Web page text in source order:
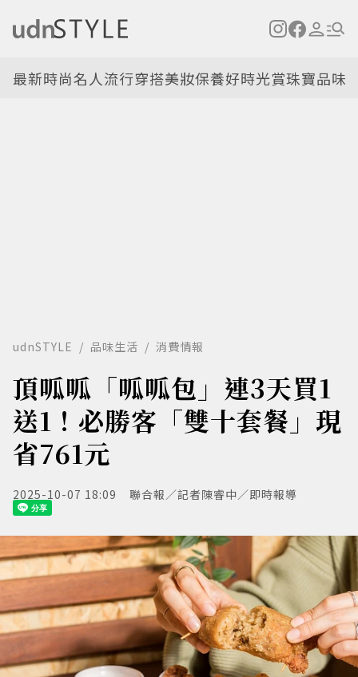
最新時尚名人流行穿搭美妝保養好時光賞珠寶品味
udnSTYLE 品味生活 消費情報
頂呱呱「呱呱包」連3天買1
送1！必勝客「雙十套餐」現
省761元
2025-10-07 18:09 聯合報／記者陳睿中／即時報導